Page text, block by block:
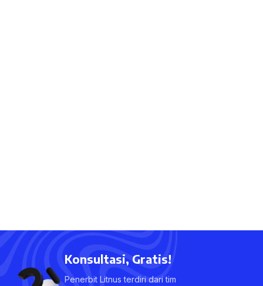
Konsultasi, Gratis!
Penerbit Litnus terdiri dari tim